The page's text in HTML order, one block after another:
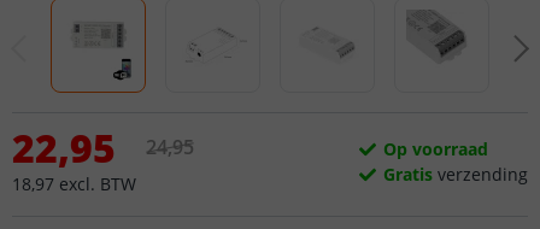
22,95
18,97 excl. BTW
24,95
Op voorraad
Gratis verzending